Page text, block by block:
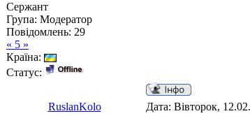
Сержант
Група: Модератор
Повідомлень: 29
« 5 »
Країна:
Статус:
RuslanKolo Дата: Вівторок,